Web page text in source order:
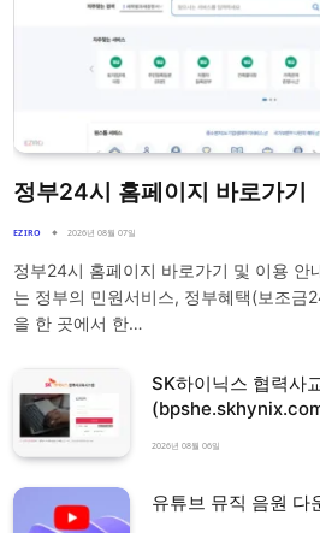
정부24시 홈페이지 바로가기
EZIRO 2026년 08월 07일
정부24시 홈페이지 바로가기 및 이용
는 정부의 민원서비스, 정부혜택(보조금
을 한 곳에서 한…
SK하이닉스 협력사
2026년 08월 06일
유튜브 뮤직 음원